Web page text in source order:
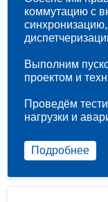
коммутацию с
Выполним
проектом и
Проведём
нагрузки и
Подробнее